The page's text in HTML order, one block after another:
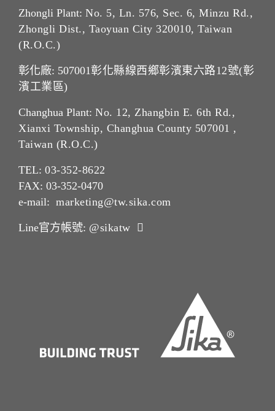
Zhongli Plant: No. 5, Ln. 576, Sec. 6, Minzu Rd.,
Zhongli Dist., Taoyuan City 320010, Taiwan
(R.O.C.)
彰化廠: 507001彰化縣線西鄉彰濱東六路12號(彰
濱工業區)
Changhua Plant: No. 12, Zhangbin E. 6th Rd.,
Xianxi Township, Changhua County 507001 ,
Taiwan (R.O.C.)
TEL: 03-352-8622
FAX: 03-352-0470
e-mail: marketing@tw.sika.com
Line官方帳號: @sikatw